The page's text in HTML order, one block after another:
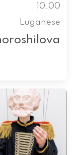
10.00
Luganese